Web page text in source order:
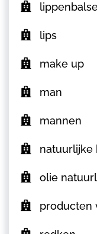
lips
make up
man
mannen
natuurlijke
olie
producten